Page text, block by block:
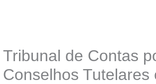
Tribunal de Contas
Conselhos